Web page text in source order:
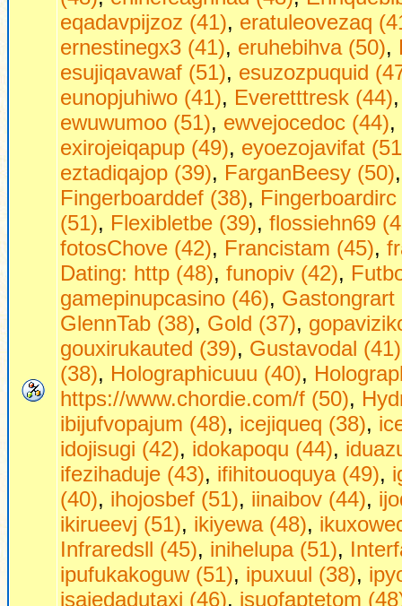
eqadavpijzoz (41), eratuleovezaq
ernestinegx3 (41), eruhebihva (50),
esujiqavawaf (51), esuzozpuquid
eunopjuhiwo (41), Everetttresk (44)
ewuwumoo (51), ewvejocedoc (44),
exirojeiqapup (49), eyoezojavifat
eztadiqajop (39), FarganBeesy (50)
Fingerboarddef (38),
(51), Flexibletbe (39), flossiehn69
fotosChove (42), Francistam (45),
Dаting: http (48), funopiv (42),
gamepinupcasino (46), Gastongrart
GlennTab (38), Gold (37),
gouxirukauted (39), Gustavodal (41)
(38), Holographicuuu (40),
https://www.chordie.com/f (50),
ibijufvopajum (48), icejiqueq (38),
idojisugi (42), idokapoqu (44),
ifezihaduje (43), ifihitouoquya (49),
(40), ihojosbef (51), iinaibov (44),
ikirueevj (51), ikiyewa (48),
Infraredsll (45), inihelupa (51),
ipufukakoguw (51), ipuxuul (38),
isajedadutaxi (46), isuofaptetom